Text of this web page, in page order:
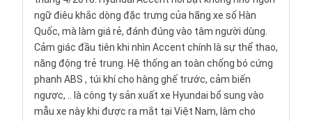
ngữ điêu khắc dòng đặc trưng của hãng xe số Hàn
Quốc, mà làm giá rẻ, đánh đúng vào tâm người dùng.
Cảm giác đầu tiên khi nhìn Accent chính là sự thể thao,
năng động trẻ trung. Hệ thống an toàn chống bó cứng
phanh ABS , túi khí cho hàng ghế trước, cảm biến
ngược, .. là công ty sản xuất xe Hyundai bổ sung vào
mẫu xe này khi được ra mắt tại Việt Nam, làm cho